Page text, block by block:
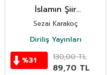
İslamın Şiir
Anıtlarından
Sezai Karakoç
Diriliş Yayınları
%31 130,00TL
89,70 TL